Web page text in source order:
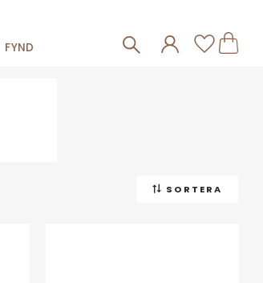
FYND
SORTERA